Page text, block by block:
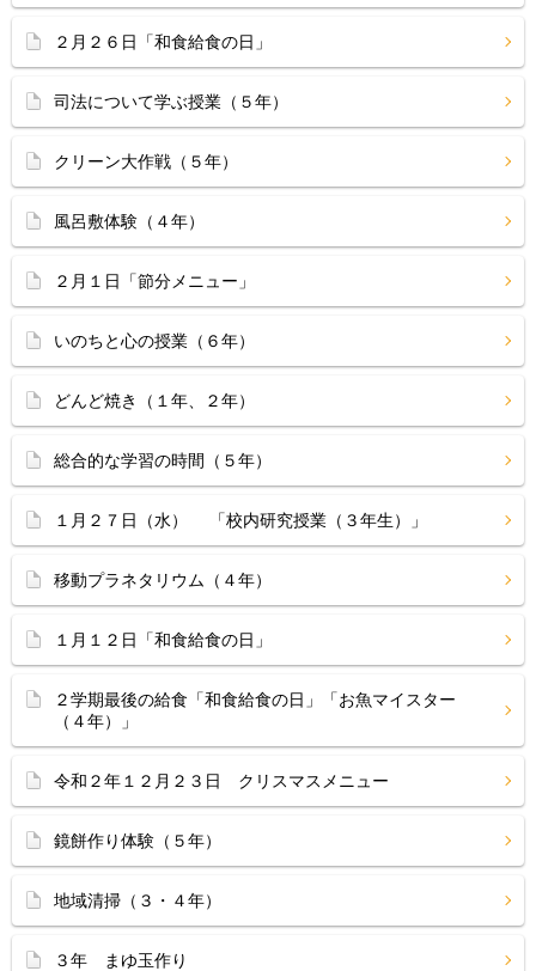
２月２６日「和食給食の日」
司法について学ぶ授業（５年）
クリーン大作戦（５年）
風呂敷体験（４年）
２月１日「節分メニュー」
いのちと心の授業（６年）
どんど焼き（１年、２年）
総合的な学習の時間（５年）
１月２７日（水） 「校内研究授業（３年生）」
移動プラネタリウム（４年）
１月１２日「和食給食の日」
２学期最後の給食「和食給食の日」「お魚マイスター
（４年）」
令和２年１２月２３日 クリスマスメニュー
鏡餅作り体験（５年）
地域清掃（３・４年）
３年 まゆ玉作り